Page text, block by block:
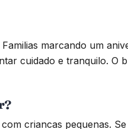
marcando um
cuidado e tranquilo. O
criancas pequenas.